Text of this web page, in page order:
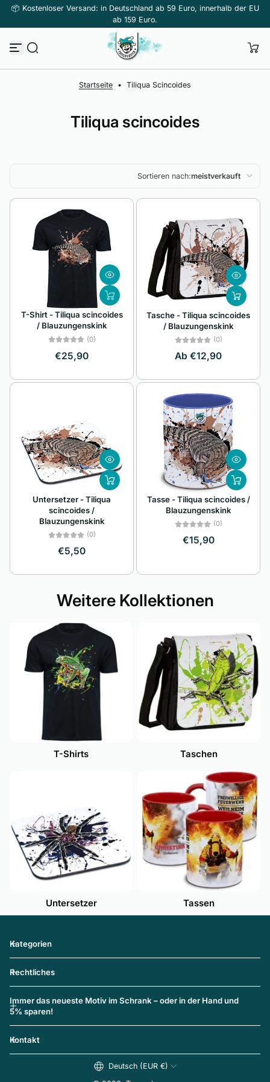
Zum Inhalt springen
📦 Kostenloser Versand: in Deutschland ab 59 Euro, innerhalb der EU
ab 159 Euro.
Startseite • Tiliqua Scincoides
Tiliqua scincoides
Sortieren nach:meistverkauft
Ausgewählt
Am relevantesten
meistverkauft
Alphabetisch, A-Z
Alphabetisch, Z-A
Preis, niedrig nach
hoch
Preis, hoch nach
niedrig
Datum, alt zu neu
Datum, neu zu alt
T-Shirt - Tiliqua scincoides
/ Blauzungenskink
(0)
€25,90
Tasche - Tiliqua scincoides
/ Blauzungenskink
(0)
Ab €12,90
Untersetzer - Tiliqua
scincoides /
Blauzungenskink
(0)
€5,50
Tasse - Tiliqua scincoides /
Blauzungenskink
(0)
€15,90
Weitere Kollektionen
T-Shirts Taschen
Untersetzer Tassen
Kategorien
Rechtliches
Immer das neueste Motiv im Schrank – oder in der Hand und
5% sparen!
Kontakt
Deutsch (EUR €)